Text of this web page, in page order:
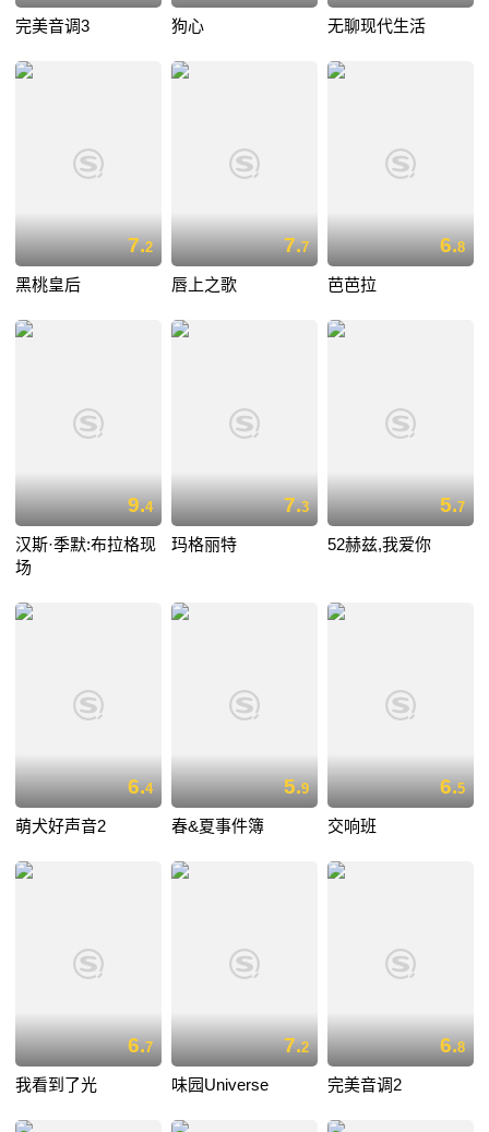
完美音调3 狗心 无聊现代生活
7.2
黑桃皇后
7.7
唇上之歌
6.8
芭芭拉
9.4
汉斯·季默:布拉格现
场
7.3
玛格丽特
5.7
52赫兹,我爱你
6.4
萌犬好声音2
5.9
春&夏事件簿
6.5
交响班
6.7
我看到了光
7.2
味园Universe
6.8
完美音调2